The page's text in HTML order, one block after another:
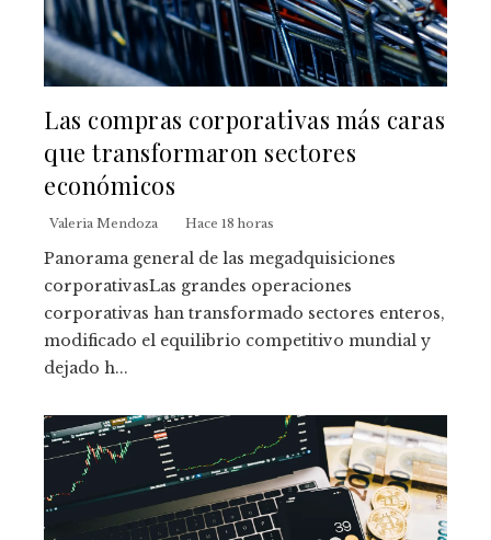
Las compras corporativas más caras
que transformaron sectores
económicos
Valeria Mendoza Hace 18 horas
Panorama general de las megadquisiciones
corporativasLas grandes operaciones
corporativas han transformado sectores enteros,
modificado el equilibrio competitivo mundial y
dejado h...